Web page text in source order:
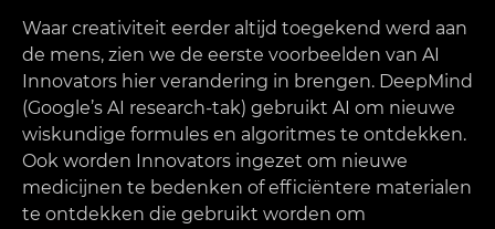
Waar creativiteit eerder altijd toegekend werd aan
de mens, zien we de eerste voorbeelden van AI
Innovators hier verandering in brengen. DeepMind
(Google’s AI research-tak) gebruikt AI om nieuwe
wiskundige formules en algoritmes te ontdekken.
Ook worden Innovators ingezet om nieuwe
medicijnen te bedenken of efficiëntere materialen
te ontdekken die gebruikt worden om